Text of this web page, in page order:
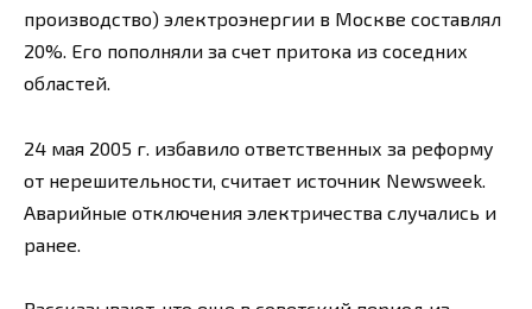
производство) электроэнергии в Москве составлял
20%. Его пополняли за счет притока из соседних
областей.
24 мая 2005 г. избавило ответственных за реформу
от нерешительности, считает источник Newsweek.
Аварийные отключения электричества случались и
ранее.